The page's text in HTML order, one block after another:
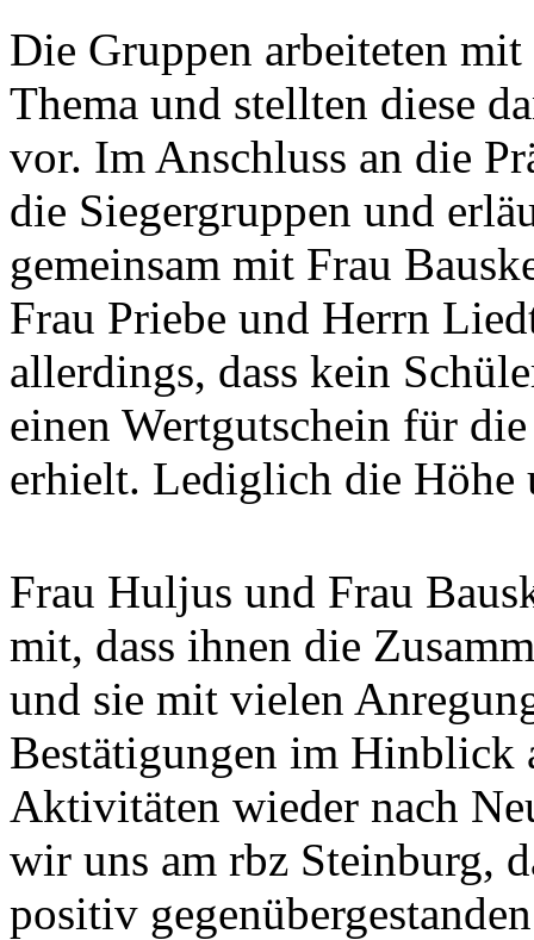
Die Gruppen arbeiteten
Thema und stellten diese
vor. Im Anschluss an die
die Siegergruppen und
gemeinsam mit Frau
Frau Priebe und Herrn
allerdings, dass kein
einen Wertgutschein für
erhielt. Lediglich die Höhe
Frau Huljus und Frau
mit, dass ihnen die
und sie mit vielen
Bestätigungen im Hinblick
Aktivitäten wieder nach
wir uns am rbz Steinburg,
positiv